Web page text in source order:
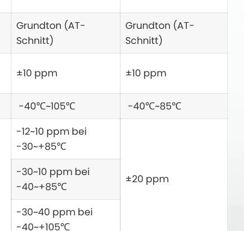
Grundton (AT-
Schnitt)
Grundton (AT-
Schnitt)
±10 ppm ±10 ppm
-40℃~105℃ -40℃~85℃
-12~10 ppm bei
-30~+85℃
±20 ppm
-30~10 ppm bei
-40~+85℃
-30~40 ppm bei
-40~+105℃